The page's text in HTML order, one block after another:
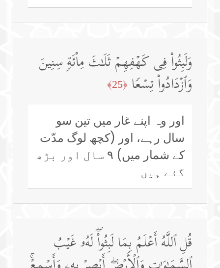
وَلَبِثُوا۟ فِی كَهۡفِهِمۡ ثَلَـٰثَ مِا۟ئَةࣲ سِنِینَ
وَٱزۡدَادُوا۟ تِسۡعࣰا ﴿25﴾
اور وہ اپنے غار میں تین سو
سال رہے، اور (کچھ لوگ مدّت
کے شمار میں) ۹ سال اور بڑھ
گئے ہیں
قُلِ ٱللَّهُ أَعۡلَمُ بِمَا لَبِثُوا۟ۖ لَهُۥ غَیۡبُ